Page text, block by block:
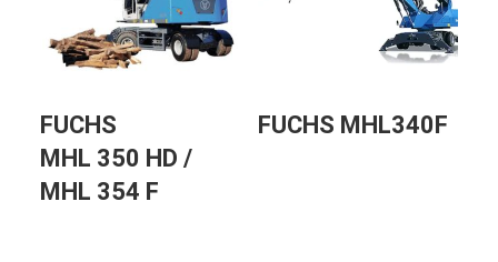
FUCHS
MHL 350 HD /
MHL 354 F
FUCHS MHL340F